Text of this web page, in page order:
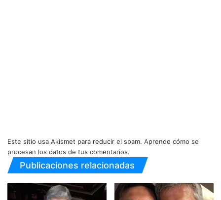
Este sitio usa Akismet para reducir el spam. Aprende cómo se
procesan los datos de tus comentarios.
Publicaciones relacionadas